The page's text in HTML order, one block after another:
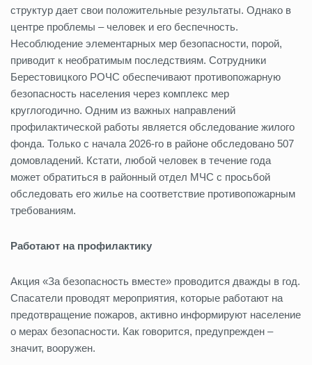
структур дает свои положительные результаты. Однако в
центре проблемы – человек и его беспечность.
Несоблюдение элементарных мер безопасности, порой,
приводит к необратимым последствиям. Сотрудники
Берестовицкого РОЧС обеспечивают противопожарную
безопасность населения через комплекс мер
круглогодично. Одним из важных направлений
профилактической работы является обследование жилого
фонда. Только с начала 2026-го в районе обследовано 507
домовладений. Кстати, любой человек в течение года
может обратиться в районный отдел МЧС с просьбой
обследовать его жилье на соответствие противопожарным
требованиям.
Работают на профилактику
Акция «За безопасность вместе» проводится дважды в год.
Спасатели проводят мероприятия, которые работают на
предотвращение пожаров, активно информируют население
о мерах безопасности. Как говорится, предупрежден –
значит, вооружен.